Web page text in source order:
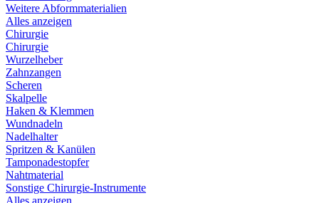
Weitere Abformmaterialien
Alles anzeigen
Chirurgie
Chirurgie
Wurzelheber
Zahnzangen
Scheren
Skalpelle
Haken & Klemmen
Wundnadeln
Nadelhalter
Spritzen & Kanülen
Tamponadestopfer
Nahtmaterial
Sonstige Chirurgie-Instrumente
Alles anzeigen